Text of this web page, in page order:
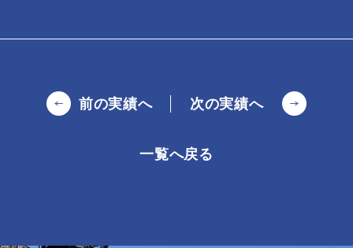
前の実績へ 次の実績へ
一覧へ戻る